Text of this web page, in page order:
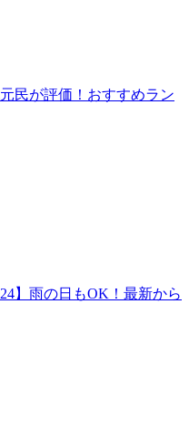
民が評価！おすすめラン
】雨の日もOK！最新から